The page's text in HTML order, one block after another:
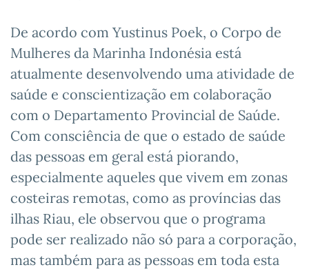
De acordo com Yustinus Poek, o Corpo de
Mulheres da Marinha Indonésia está
atualmente desenvolvendo uma atividade de
saúde e conscientização em colaboração
com o Departamento Provincial de Saúde.
Com consciência de que o estado de saúde
das pessoas em geral está piorando,
especialmente aqueles que vivem em zonas
costeiras remotas, como as províncias das
ilhas Riau, ele observou que o programa
pode ser realizado não só para a corporação,
mas também para as pessoas em toda esta